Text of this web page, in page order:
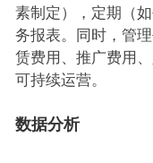
素制定），定期（
务报表。同时，管
赁费用、推广费用
可持续运营。
数据分析